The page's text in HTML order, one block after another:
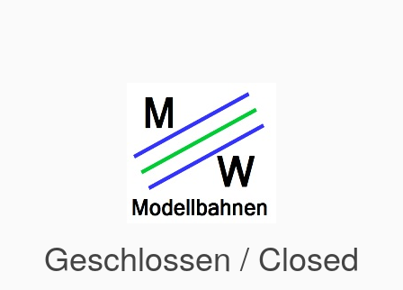
Geschlossen / Closed